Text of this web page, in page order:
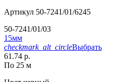
Артикул 50-7241/01/6245
50-7241/01/03
15мм
checkmark_alt_circleВыбрать
61.74 р.
По 25 м